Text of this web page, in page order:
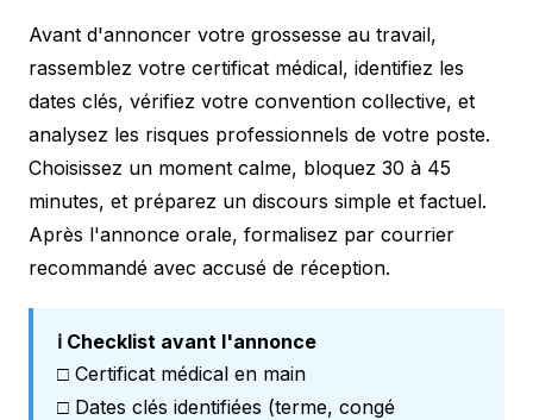
Avant d'annoncer votre grossesse au travail,
rassemblez votre certificat médical, identifiez les
dates clés, vérifiez votre convention collective, et
analysez les risques professionnels de votre poste.
Choisissez un moment calme, bloquez 30 à 45
minutes, et préparez un discours simple et factuel.
Après l'annonce orale, formalisez par courrier
recommandé avec accusé de réception.
ℹ️ Checklist avant l'annonce
□ Certificat médical en main
□ Dates clés identifiées (terme, congé